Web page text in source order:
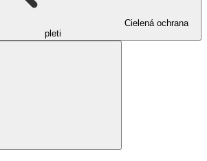
Cielená ochrana
pleti